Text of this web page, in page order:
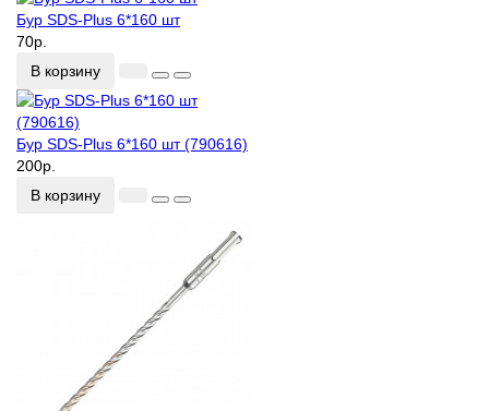
Бур SDS-Plus 6*160 шт
70р.
В корзину
Бур SDS-Plus 6*160 шт (790616)
200р.
В корзину